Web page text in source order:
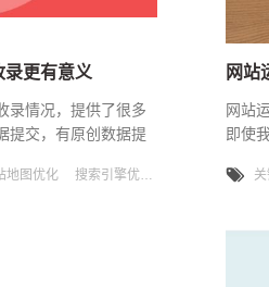
录更有意义
录情况，提供了很多
提交，有原创数据提
略有没有用，起不起
地图优化 搜索引擎优化
网站
即使
会变
如何
分互
是从
关